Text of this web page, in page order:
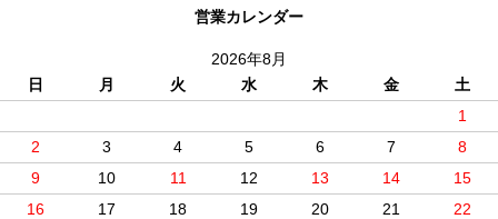
営業カレンダー
2026年8月
日
月 火 水 木 金
土
1
2
3 4 5 6 7
8
9
10 11 12 13 14
15
16
17 18 19 20 21
22